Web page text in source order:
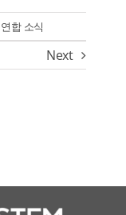
연합 소식
Next